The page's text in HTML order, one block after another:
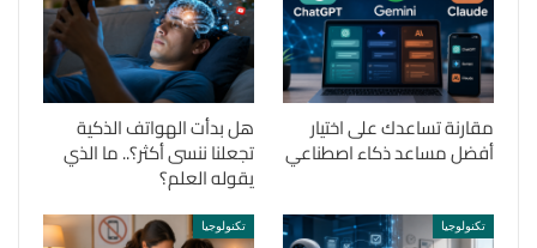
مقارنة تساعدك على اختيار
أفضل مساعد ذكاء اصطناعي
هل بدأت الهواتف الذكية
تجعلنا ننسى أكثر؟.. ما الذي
يقوله العلم؟
تكنولوجيا تكنولوجيا